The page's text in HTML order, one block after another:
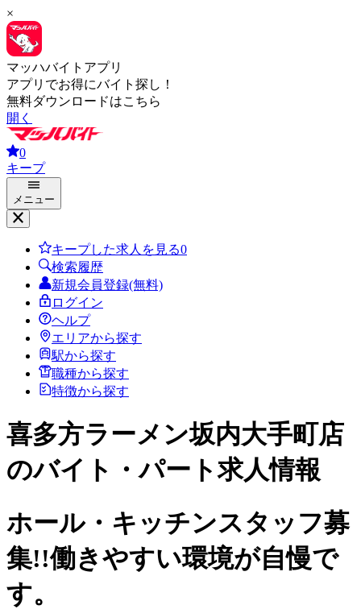
×
マッハバイトアプリ
アプリでお得にバイト探し！
無料ダウンロードはこちら
開く
0
キープ
メニュー
キープした求人を見る0
検索履歴
新規会員登録(無料)
ログイン
ヘルプ
エリアから探す
駅から探す
職種から探す
特徴から探す
喜多方ラーメン坂内大手町店
のバイト・パート求人情報
ホール・キッチンスタッフ募
集!!働きやすい環境が自慢で
す。